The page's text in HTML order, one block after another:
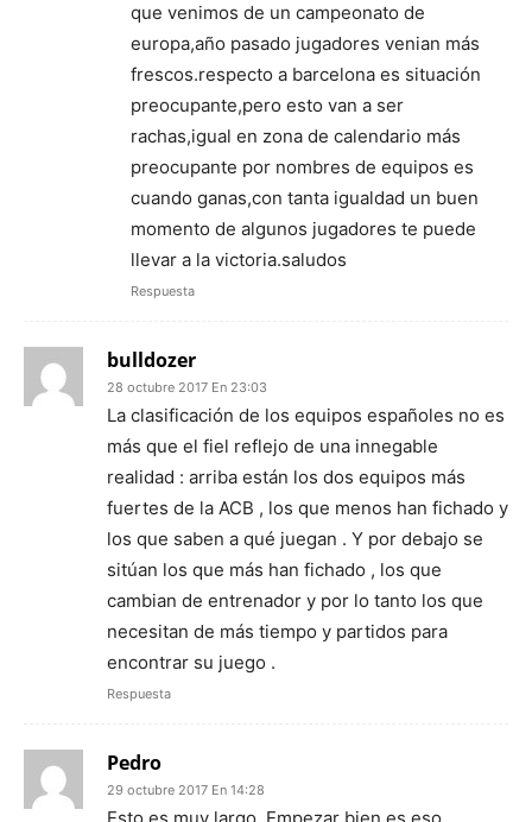
que venimos de un campeonato de
europa,año pasado jugadores venian más
frescos.respecto a barcelona es situación
preocupante,pero esto van a ser
rachas,igual en zona de calendario más
preocupante por nombres de equipos es
cuando ganas,con tanta igualdad un buen
momento de algunos jugadores te puede
llevar a la victoria.saludos
Respuesta
bulldozer
28 octubre 2017 En 23:03
La clasificación de los equipos españoles no es
más que el fiel reflejo de una innegable
realidad : arriba están los dos equipos más
fuertes de la ACB , los que menos han fichado y
los que saben a qué juegan . Y por debajo se
sitúan los que más han fichado , los que
cambian de entrenador y por lo tanto los que
necesitan de más tiempo y partidos para
encontrar su juego .
Respuesta
Pedro
29 octubre 2017 En 14:28